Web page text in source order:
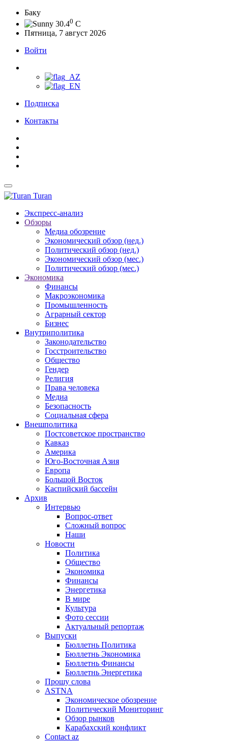
Баку
30.40 C
Пятница, 7 август 2026
Войти
Подписка
Контакты
Turan
Экспресс-анализ
Обзоры
Медиа обозрение
Экономический обзор (нед.)
Политический обзор (нед.)
Экономический обзор (мес.)
Политический обзор (мес.)
Экономика
Финансы
Макроэкономика
Промышленность
Аграрный сектор
Бизнес
Внутриполитика
Законодательство
Госстроительство
Общество
Гендер
Религия
Права человека
Медиа
Безопасность
Социальная сфера
Внешполитика
Постсоветское пространство
Кавказ
Америка
Юго-Восточная Азия
Европа
Большой Восток
Каспийский бассейн
Архив
Интервью
Вопрос-ответ
Сложный вопрос
Наши
Новости
Политика
Общество
Экономика
Финансы
Энергетика
В мире
Культура
Фото сессии
Актуальный репортаж
Выпуски
Бюллетнь Политика
Бюллетнь Экономика
Бюллетнь Финансы
Бюллетнь Энергетика
Прошу слова
ASTNA
Экономическое обозрение
Политический Мониторинг
Обзор рынков
Карабахский конфликт
Contact az